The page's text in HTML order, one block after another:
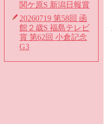
関ケ原S 新潟日報賞
20260719 第58回 函
館２歳S 福島テレビ
賞 第62回 小倉記念
G3